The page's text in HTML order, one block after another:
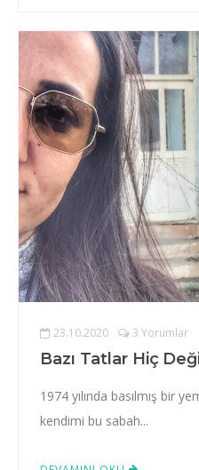
23.10.2020 3 Yorumlar
Bazı Tatlar Hiç
1974 yılında basılmış bir
kendimi bu sabah...